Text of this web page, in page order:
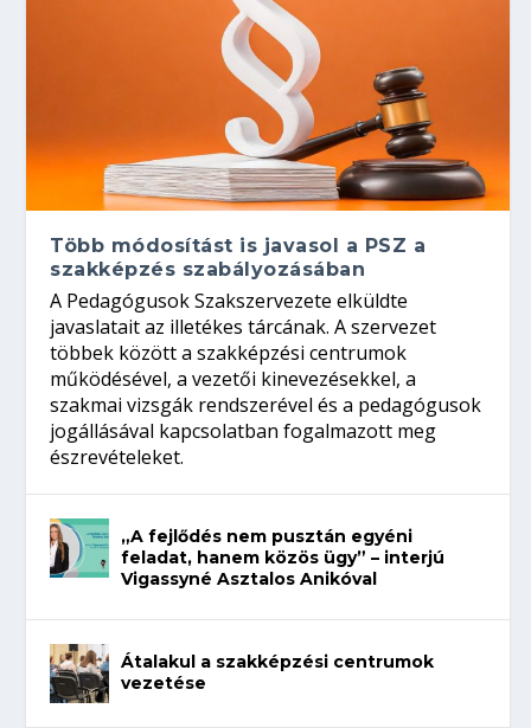
Több módosítást is javasol a PSZ a
szakképzés szabályozásában
A Pedagógusok Szakszervezete elküldte
javaslatait az illetékes tárcának. A szervezet
többek között a szakképzési centrumok
működésével, a vezetői kinevezésekkel, a
szakmai vizsgák rendszerével és a pedagógusok
jogállásával kapcsolatban fogalmazott meg
észrevételeket.
„A fejlődés nem pusztán egyéni
feladat, hanem közös ügy” – interjú
Vigassyné Asztalos Anikóval
Átalakul a szakképzési centrumok
vezetése